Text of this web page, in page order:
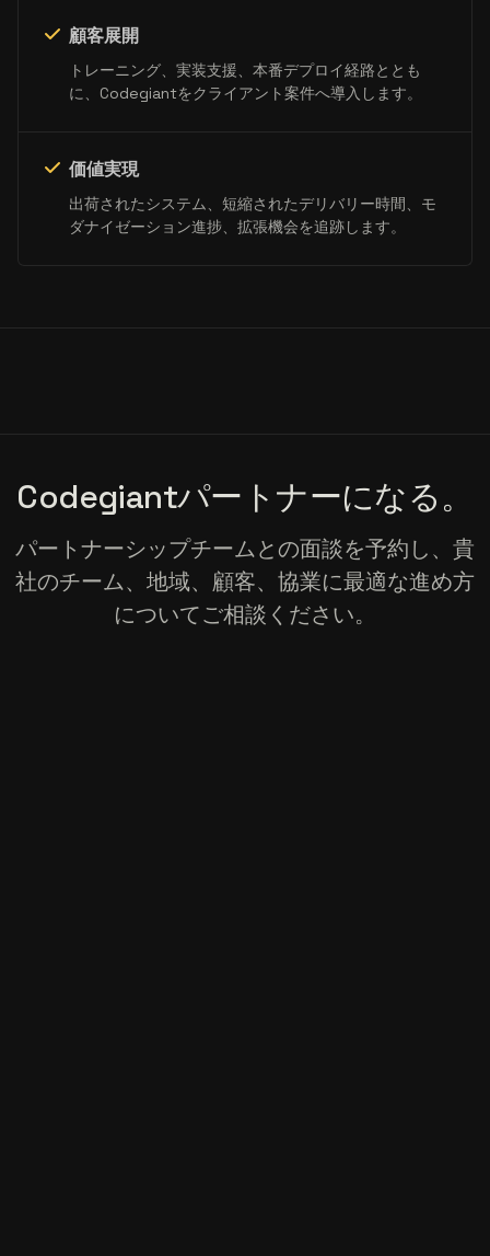
顧客展開
トレーニング、実装支援、本番デプロイ経路ととも
に、Codegiantをクライアント案件へ導入します。
価値実現
出荷されたシステム、短縮されたデリバリー時間、モ
ダナイゼーション進捗、拡張機会を追跡します。
Codegiantパートナーになる。
パートナーシップチームとの面談を予約し、貴
社のチーム、地域、顧客、協業に最適な進め方
についてご相談ください。